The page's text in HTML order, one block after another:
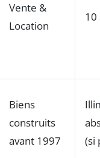
Vente &
Location
10
Biens
construits
avant 1997
(si